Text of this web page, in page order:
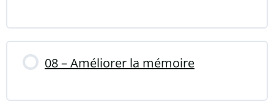
08 – Améliorer la mémoire